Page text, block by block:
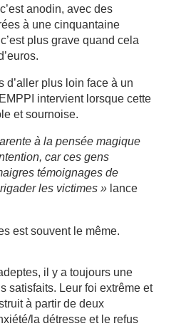
anodin, avec des
à une cinquantaine
plus grave quand cela
d’aller plus loin face à un
intervient lorsque cette
et sournoise.
à la pensée magique
car ces gens
témoignages de
les victimes »lance
est souvent le même.
il y a toujours une
satisfaits. Leur foi extrême et
à partir de deux
la détresse et le refus